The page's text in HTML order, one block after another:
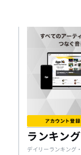
ランキング
デイリーランキング・